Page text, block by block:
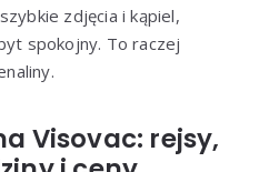
zdjęcia i kąpiel,
spokojny. To raczej
Visovac: rejsy,